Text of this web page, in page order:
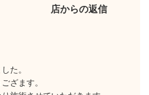
店からの返信
た。
ざます。